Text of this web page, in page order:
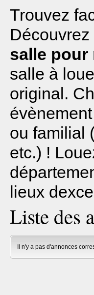
Trouvez
salle pour
salle à
original.
ou familial
etc.) !
lieux
Liste des
Il n'y a pas d'annonces